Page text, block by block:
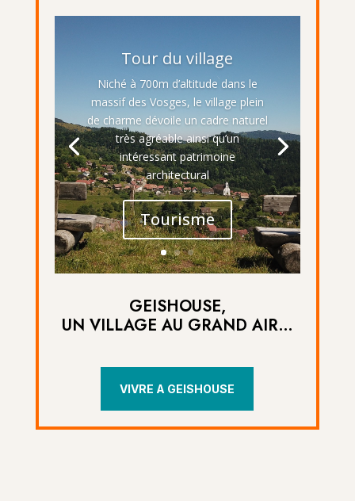
Tour du village
Niché à 700m d’altitude dans le
massif des Vosges, le village plein
de charme dévoile un cadre naturel
très agréable ainsi qu’un
intéressant patrimoine
architectural
Tourisme
GEISHOUSE,
UN VILLAGE AU GRAND AIR…
VIVRE A GEISHOUSE